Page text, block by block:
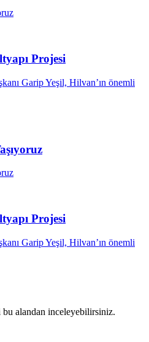
Projesi
Garip Yeşil, Hilvan’ın önemli
Projesi
Garip Yeşil, Hilvan’ın önemli
alandan inceleyebilirsiniz.